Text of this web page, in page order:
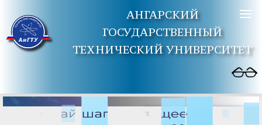
АНГАРСКИЙ
ГОСУДАРСТВЕННЫЙ
ТЕХНИЧЕСКИЙ УНИВЕРСИТЕТ